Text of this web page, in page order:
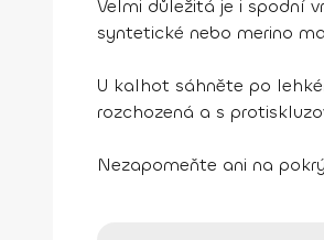
Velmi důležitá je i spodní
syntetické nebo merino
U kalhot sáhněte po
rozchozená a s
Nezapomeňte ani na